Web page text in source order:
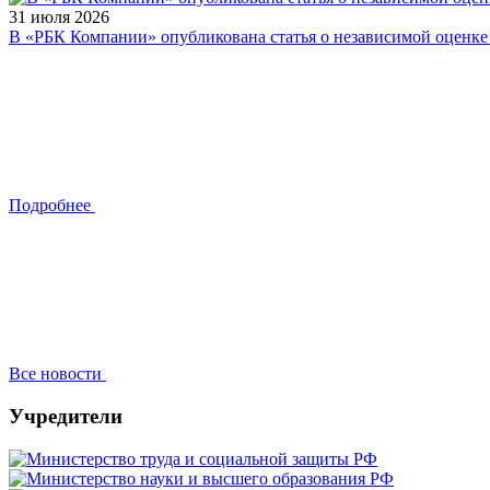
31 июля 2026
В «РБК Компании» опубликована статья о независимой
Подробнее
Все новости
Учредители